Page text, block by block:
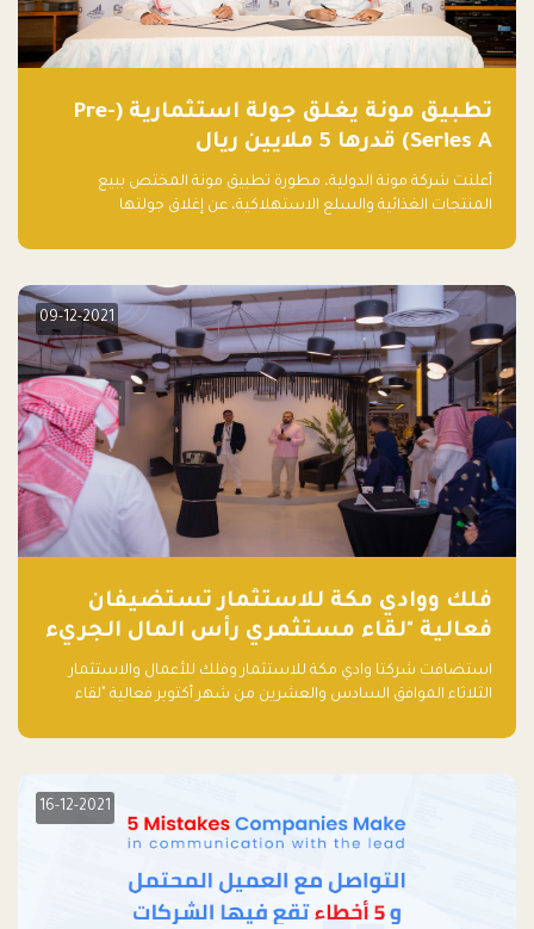
تطبيق مونة يغلق جولة استثمارية (Pre-
Series A) قدرها 5 ملايين ريال
أعلنت شركة مونة الدولية، مطورة تطبيق مونة المختص ببيع
المنتجات الغذائية والسلع الاستهلاكية، عن إغلاق جولتها
دولار أمريكي)، بقيادة شركتي دعم المنشآت المحدودة وتسارع القابضة
09-12-2021
فلك ووادي مكة للاستثمار تستضيفان
فعالية "لقاء مستثمري رأس المال الجريء
في المنطقة"
استضافت شركتا وادي مكة للاستثمار وفلك للأعمال والاستثمار
الثلاثاء الموافق السادس والعشرين من شهر أكتوبر فعالية "لقاء
مشاركاً من أبرز صناديق رأس المال الجريء وممثلي المؤسسات
16-12-2021